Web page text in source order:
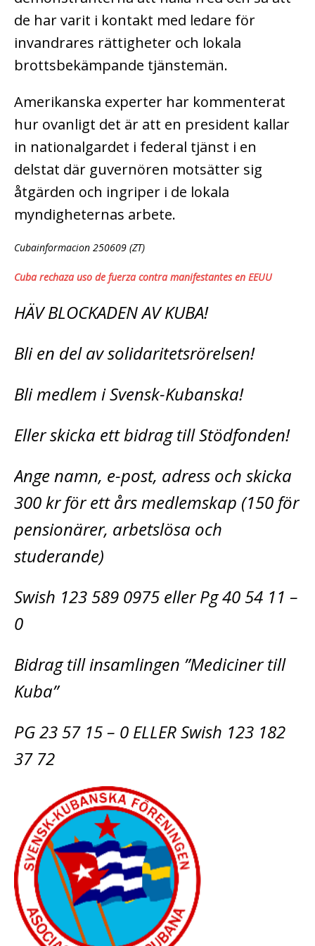
de har varit i kontakt med ledare för
invandrares rättigheter och lokala
brottsbekämpande tjänstemän.
Amerikanska experter har kommenterat
hur ovanligt det är att en president kallar
in nationalgardet i federal tjänst i en
delstat där guvernören motsätter sig
åtgärden och ingriper i de lokala
myndigheternas arbete.
Cubainformacion 250609 (ZT)
Cuba rechaza uso de fuerza contra manifestantes en EEUU
HÄV BLOCKADEN AV KUBA!
Bli en del av solidaritetsrörelsen!
Bli medlem i Svensk-Kubanska!
Eller skicka ett bidrag till Stödfonden!
Ange namn, e-post, adress och skicka
300 kr för ett års medlemskap (150 för
pensionärer, arbetslösa och
studerande)
Swish 123 589 0975 eller Pg 40 54 11 –
0
Bidrag till insamlingen ”Mediciner till
Kuba”
PG 23 57 15 – 0 ELLER Swish 123 182
37 72